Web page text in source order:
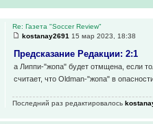
Re: Газета "Soccer Review"
kostanay2691 15 мар 2023, 18:38
Предсказание Редакции: 2:1
а Липпи-"жопа" будет отмщена, если
считает, что Oldman-"жопа" в
Последний раз редактировалось